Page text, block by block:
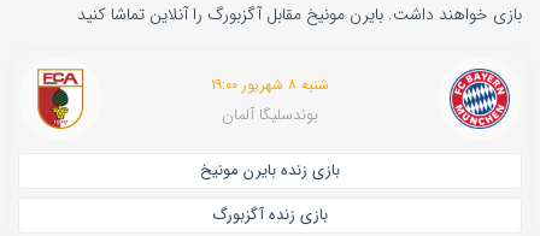
بازی خواهند داشت. بایرن مونیخ مقابل آگزبورگ را آنلاین تماشا کنید
شنبه ۸ شهریور ۱۹:۰۰
بوندسلیگا آلمان
بازی زنده بایرن مونیخ
بازی زنده آگزبورگ